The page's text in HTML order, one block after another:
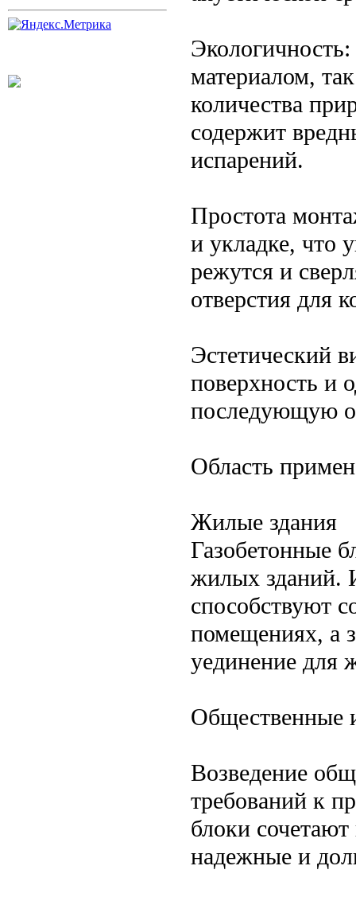
материалом,
количества
содержит
испарений.
Простота
и укладке, что
режутся и
отверстия для
Эстетический
поверхность и
последующую
Область
Жилые здания
Газобетонные
жилых зданий.
способствуют
помещениях, а
уединение для
Общественные
Возведение
требований к
блоки сочетают
надежные и